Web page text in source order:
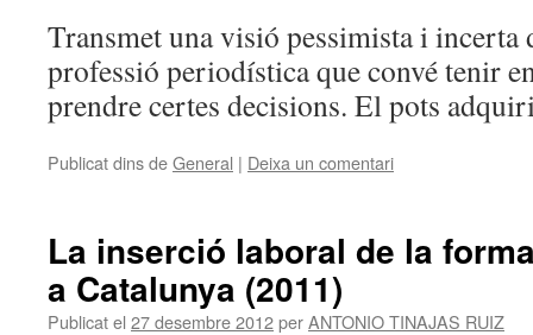
Transmet una visió pessimista i incerta
professió periodística que convé tenir
prendre certes decisions. El pots
Publicat dins deGeneral | Deixa un comentari
La inserció laboral de la
a Catalunya (2011)
Publicat el 27 desembre 2012perANTONIO TINAJAS RUIZ